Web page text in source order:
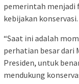
pemerintah
kebijakan konservasi.
“Saat ini adalah
perhatian besar dari
Presiden, untuk
mendukung